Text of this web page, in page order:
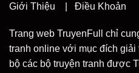
Giới Thiệu Điều Khoản
Trang web TruyenFull chỉ
tranh online với mục đích giải
bộ các bộ truyện tranh được